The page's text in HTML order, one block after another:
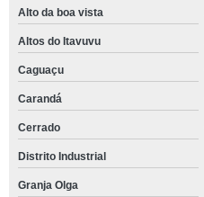
Alto da boa vista
Altos do Itavuvu
Caguaçu
Carandá
Cerrado
Distrito Industrial
Granja Olga